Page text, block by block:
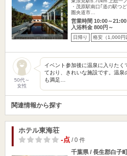
・茂原駅南口｢道の駅つ
圏央道市…
営業時間 10:00～21:00
入浴料金 800円～
日帰り 格安（1,000円
50代～
女性
イベント参加後に温泉に入りた
ており、きれいな施設です。温
も満足…
関連情報から探す
ホテル東海荘
-点/ 0 件
千葉県 / 長生郡白子